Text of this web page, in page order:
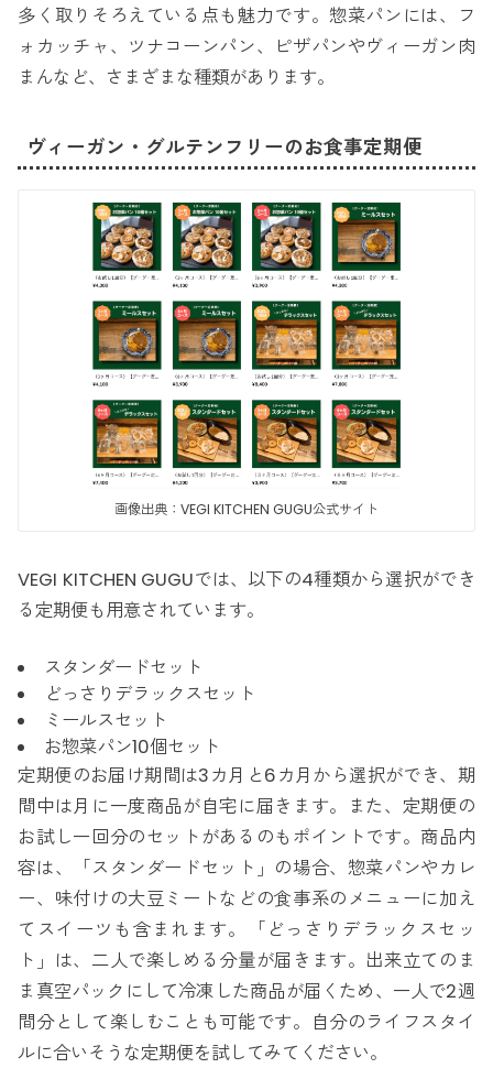
多く取りそろえている点も魅力です。惣菜パンには、フ
ォカッチャ、ツナコーンパン、ピザパンやヴィーガン肉
まんなど、さまざまな種類があります。
ヴィーガン・グルテンフリーのお食事定期便
画像出典：VEGI KITCHEN GUGU公式サイト
VEGI KITCHEN GUGUでは、以下の4種類から選択ができ
る定期便も用意されています。
スタンダードセット
どっさりデラックスセット
ミールスセット
お惣菜パン10個セット
定期便のお届け期間は3カ月と6カ月から選択ができ、期
間中は月に一度商品が自宅に届きます。また、定期便の
お試し一回分のセットがあるのもポイントです。商品内
容は、「スタンダードセット」の場合、惣菜パンやカレ
ー、味付けの大豆ミートなどの食事系のメニューに加え
てスイーツも含まれます。「どっさりデラックスセッ
ト」は、二人で楽しめる分量が届きます。出来立てのま
ま真空パックにして冷凍した商品が届くため、一人で2週
間分として楽しむことも可能です。自分のライフスタイ
ルに合いそうな定期便を試してみてください。